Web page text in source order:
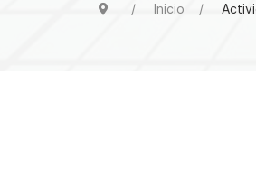
Inicio